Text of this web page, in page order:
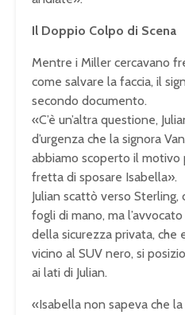
Il Doppio Colpo di Scena
Mentre i Miller cercavano
come salvare la faccia, il
secondo documento.
«C’è un’altra questione,
d’urgenza che la signora
abbiamo scoperto il motivo
fretta di sposare Isabella».
Julian scattò verso Sterling,
fogli di mano, ma
della sicurezza privata, che
vicino al SUV nero, si
ai lati di Julian.
«Isabella non sapeva che